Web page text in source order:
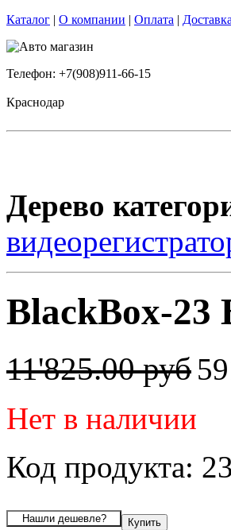
Каталог | О компании | Оплата | Доставка
Телефон: +7(908)911-66-15
Краснодар
Дерево
BlackBox-23
11'825.00 руб
Нет в наличии
Код продукта: